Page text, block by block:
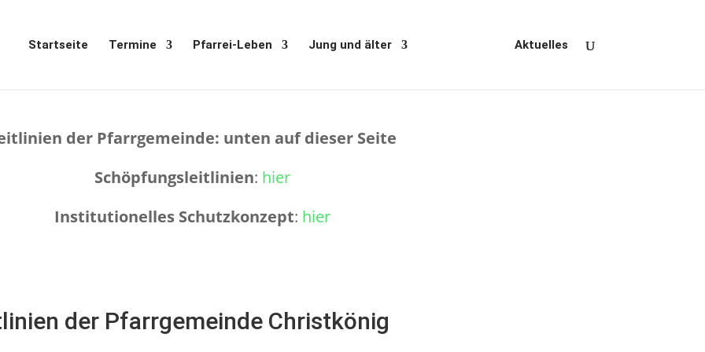
Startseite Termine Pfarrei-Leben Jung und älter Aktuelles
der Pfarrgemeinde: unten auf dieser Seite
Schöpfungsleitlinien: hier
Institutionelles Schutzkonzept: hier
der Pfarrgemeinde Christkönig